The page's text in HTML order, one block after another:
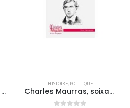
Corsaires de la Royale dans les Fai Tsi Long
HISTOIRE, POLITIQUE
Charles Maurras, soixante ans après